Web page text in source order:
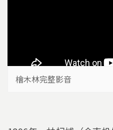
檜木林完整影音